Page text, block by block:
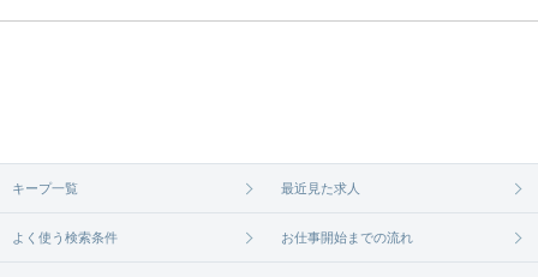
人があるかぜひチェックしてみてください。
無料相談の登録はコチラから
キープ一覧 最近見た求人
よく使う検索条件 お仕事開始までの流れ